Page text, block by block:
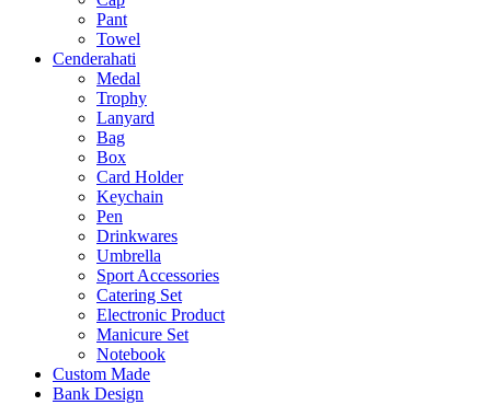
Pant
Towel
Cenderahati
Medal
Trophy
Lanyard
Bag
Box
Card Holder
Keychain
Pen
Drinkwares
Umbrella
Sport Accessories
Catering Set
Electronic Product
Manicure Set
Notebook
Custom Made
Bank Design